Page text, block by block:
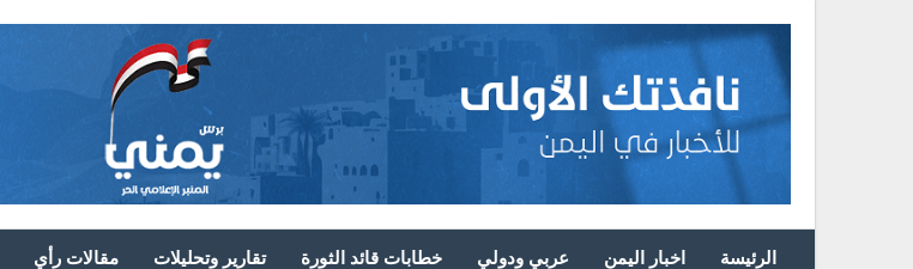
الرئيسة اخبار اليمن عربي ودولي خطابات قائد الثورة تقارير وتحليلات مقالات رأي